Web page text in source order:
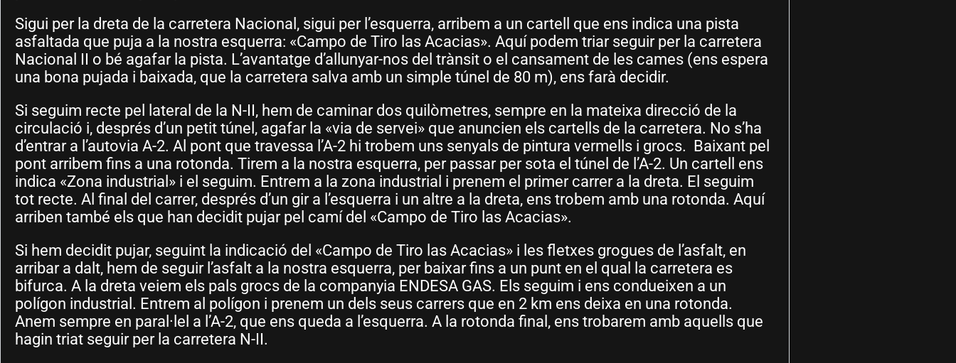
Sigui per la dreta de la carretera Nacional, sigui per l’esquerra, arribem a un cartell que ens indica una pista
asfaltada que puja a la nostra esquerra: «Campo de Tiro las Acacias». Aquí podem triar seguir per la carretera
Nacional II o bé agafar la pista. L’avantatge d’allunyar-nos del trànsit o el cansament de les cames (ens espera
una bona pujada i baixada, que la carretera salva amb un simple túnel de 80 m), ens farà decidir.
Si seguim recte pel lateral de la N-II, hem de caminar dos quilòmetres, sempre en la mateixa direcció de la
circulació i, després d’un petit túnel, agafar la «via de servei» que anuncien els cartells de la carretera. No s’ha
d’entrar a l’autovia A-2. Al pont que travessa l’A-2 hi trobem uns senyals de pintura vermells i grocs. Baixant pel
pont arribem fins a una rotonda. Tirem a la nostra esquerra, per passar per sota el túnel de l’A-2. Un cartell ens
indica «Zona industrial» i el seguim. Entrem a la zona industrial i prenem el primer carrer a la dreta. El seguim
tot recte. Al final del carrer, després d’un gir a l’esquerra i un altre a la dreta, ens trobem amb una rotonda. Aquí
arriben també els que han decidit pujar pel camí del «Campo de Tiro las Acacias».
Si hem decidit pujar, seguint la indicació del «Campo de Tiro las Acacias» i les fletxes grogues de l’asfalt, en
arribar a dalt, hem de seguir l’asfalt a la nostra esquerra, per baixar fins a un punt en el qual la carretera es
bifurca. A la dreta veiem els pals grocs de la companyia ENDESA GAS. Els seguim i ens condueixen a un
polígon industrial. Entrem al polígon i prenem un dels seus carrers que en 2 km ens deixa en una rotonda.
Anem sempre en paral·lel a l’A-2, que ens queda a l’esquerra. A la rotonda final, ens trobarem amb aquells que
hagin triat seguir per la carretera N-II.